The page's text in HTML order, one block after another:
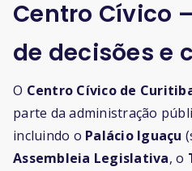
Centro Cívico
de decisões e
O Centro Cívico de
parte da administração
incluindo o Palácio Iguaçu
Assembleia Legislativa, o